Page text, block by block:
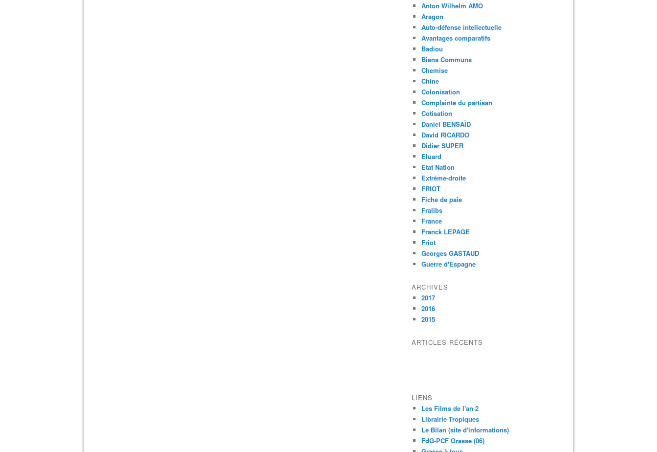
Anton Wilhelm AMO
Aragon
Auto-défense intellectuelle
Avantages comparatifs
Badiou
Biens Communs
Chemise
Chine
Colonisation
Complainte du partisan
Cotisation
Daniel BENSAÏD
David RICARDO
Didier SUPER
Eluard
Etat Nation
Extrème-droite
FRIOT
Fiche de paie
Fralibs
France
Franck LEPAGE
Friot
Georges GASTAUD
Guerre d'Espagne
ARCHIVES
2017
2016
2015
ARTICLES RÉCENTS
LIENS
Les Films de l'an 2
Librairie Tropiques
Le Bilan (site d'informations)
FdG-PCF Grasse (06)